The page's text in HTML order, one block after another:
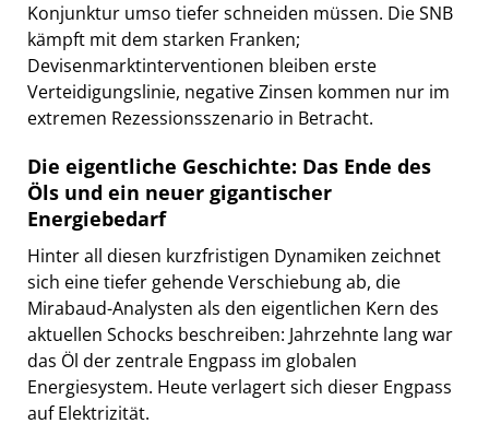
Konjunktur umso tiefer schneiden müssen. Die SNB
kämpft mit dem starken Franken;
Devisenmarktinterventionen bleiben erste
Verteidigungslinie, negative Zinsen kommen nur im
extremen Rezessionsszenario in Betracht.
Die eigentliche Geschichte: Das Ende des
Öls und ein neuer gigantischer
Energiebedarf
Hinter all diesen kurzfristigen Dynamiken zeichnet
sich eine tiefer gehende Verschiebung ab, die
Mirabaud-Analysten als den eigentlichen Kern des
aktuellen Schocks beschreiben: Jahrzehnte lang war
das Öl der zentrale Engpass im globalen
Energiesystem. Heute verlagert sich dieser Engpass
auf Elektrizität.